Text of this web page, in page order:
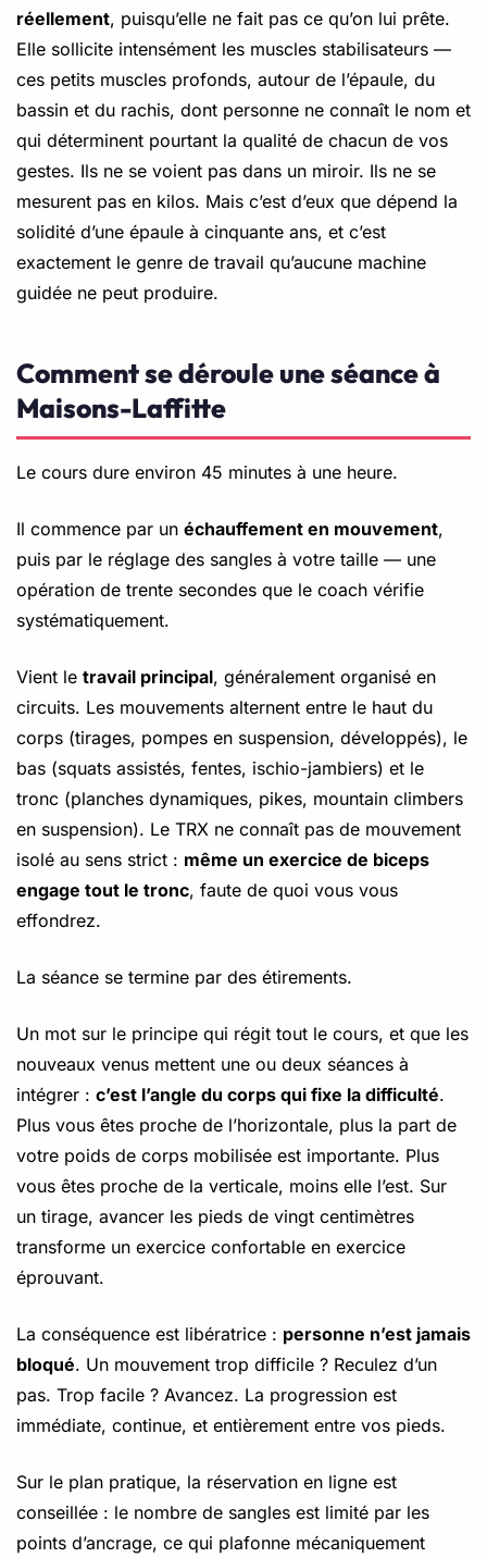
réellement, puisqu’elle ne fait pas ce qu’on lui prête.
Elle sollicite intensément les muscles stabilisateurs —
ces petits muscles profonds, autour de l’épaule, du
bassin et du rachis, dont personne ne connaît le nom et
qui déterminent pourtant la qualité de chacun de vos
gestes. Ils ne se voient pas dans un miroir. Ils ne se
mesurent pas en kilos. Mais c’est d’eux que dépend la
solidité d’une épaule à cinquante ans, et c’est
exactement le genre de travail qu’aucune machine
guidée ne peut produire.
Comment se déroule une séance à
Maisons-Laffitte
Le cours dure environ 45 minutes à une heure.
Il commence par un échauffement en mouvement,
puis par le réglage des sangles à votre taille — une
opération de trente secondes que le coach vérifie
systématiquement.
Vient le travail principal, généralement organisé en
circuits. Les mouvements alternent entre le haut du
corps (tirages, pompes en suspension, développés), le
bas (squats assistés, fentes, ischio-jambiers) et le
tronc (planches dynamiques, pikes, mountain climbers
en suspension). Le TRX ne connaît pas de mouvement
isolé au sens strict : même un exercice de biceps
engage tout le tronc, faute de quoi vous vous
effondrez.
La séance se termine par des étirements.
Un mot sur le principe qui régit tout le cours, et que les
nouveaux venus mettent une ou deux séances à
intégrer : c’est l’angle du corps qui fixe la difficulté.
Plus vous êtes proche de l’horizontale, plus la part de
votre poids de corps mobilisée est importante. Plus
vous êtes proche de la verticale, moins elle l’est. Sur
un tirage, avancer les pieds de vingt centimètres
transforme un exercice confortable en exercice
éprouvant.
La conséquence est libératrice : personne n’est jamais
bloqué. Un mouvement trop difficile ? Reculez d’un
pas. Trop facile ? Avancez. La progression est
immédiate, continue, et entièrement entre vos pieds.
Sur le plan pratique, la réservation en ligne est
conseillée : le nombre de sangles est limité par les
points d’ancrage, ce qui plafonne mécaniquement